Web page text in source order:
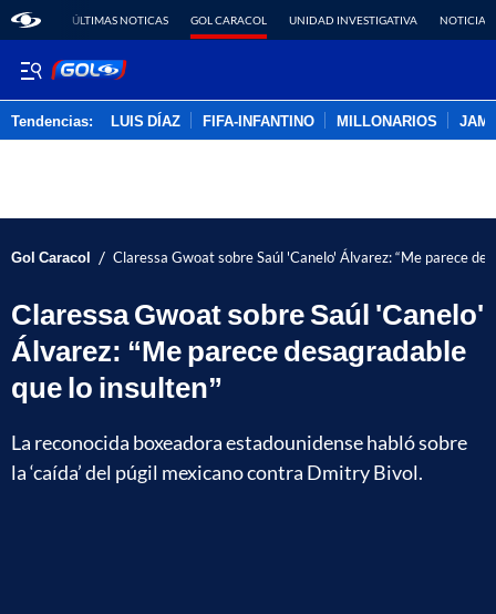
ÚLTIMAS NOTICAS GOL CARACOL UNIDAD INVESTIGATIVA NOTICIAS
Tendencias: LUIS DÍAZ FIFA-INFANTINO MILLONARIOS
Gol Caracol / Claressa Gwoat sobre Saúl 'Canelo' Álvarez: “Me parece
Claressa Gwoat sobre Saúl 'Canelo'
Álvarez: “Me parece desagradable
que lo insulten”
La reconocida boxeadora estadounidense habló sobre
la ‘caída’ del púgil mexicano contra Dmitry Bivol.